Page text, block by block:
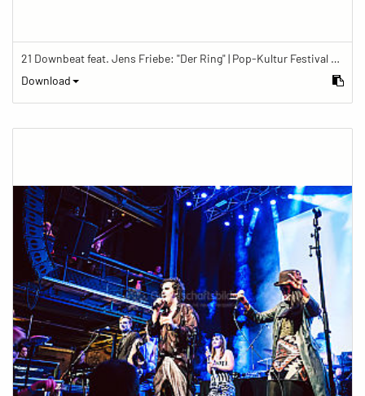
21 Downbeat feat. Jens Friebe: "Der Ring" | Pop-Kultur Festival 2019
Download